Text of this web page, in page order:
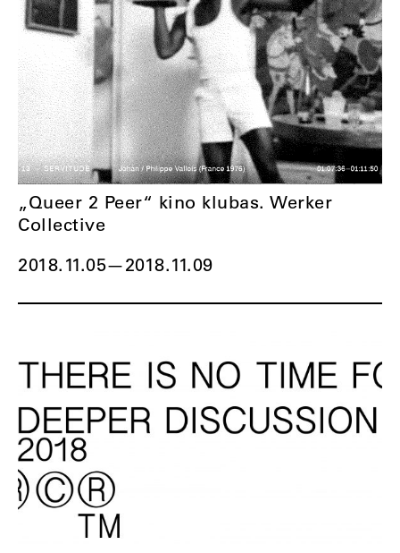
2018.11.05—2018.11.09
„Queer 2 Peer“ kino klubas. Werker
Collective